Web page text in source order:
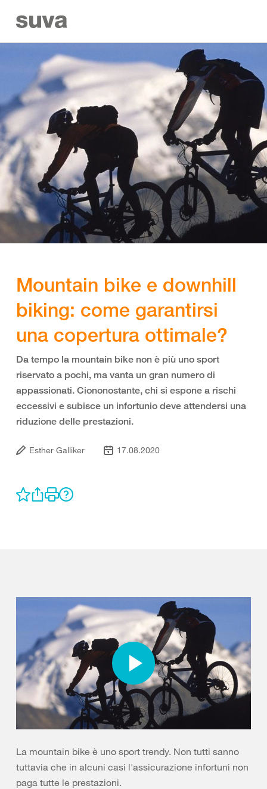
Mountain bike e downhill
biking: come garantirsi
una copertura ottimale?
Da tempo la mountain bike non è più uno sport
riservato a pochi, ma vanta un gran numero di
appassionati. Ciononostante, chi si espone a rischi
eccessivi e subisce un infortunio deve attendersi una
riduzione delle prestazioni.
Esther Galliker 17.08.2020
La mountain bike è uno sport trendy. Non tutti sanno
tuttavia che in alcuni casi l'assicurazione infortuni non
paga tutte le prestazioni.